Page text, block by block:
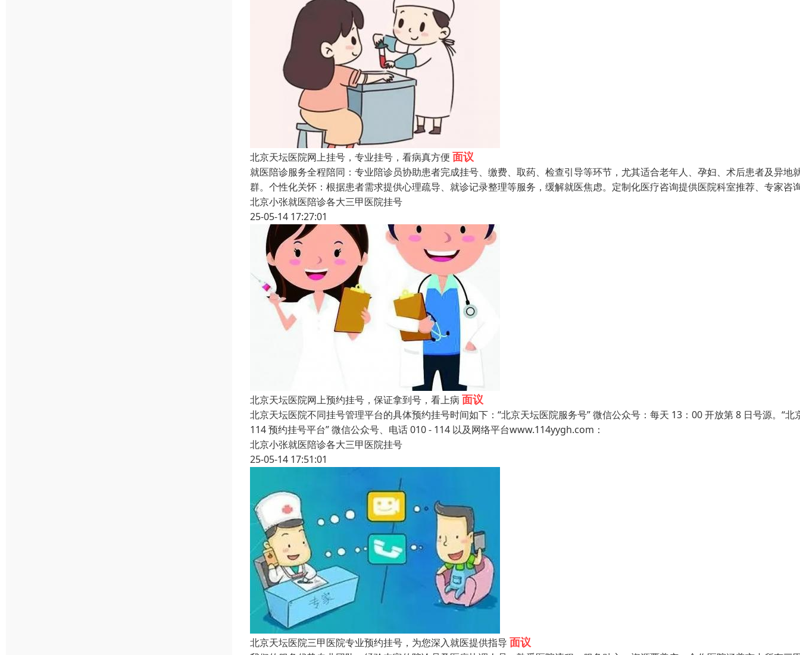
北京天坛医院网上挂号，专业挂号，看病真方便 面议
就医陪诊服务全程陪同：专业陪诊员协助患者完成挂号、缴费、取药、检查引导等环节，尤其适合老年人、孕妇、术后患者及异地
群。个性化关怀：根据患者需求提供心理疏导、就诊记录整理等服务，缓解就医焦虑。定制化医疗咨询提供医院科室推荐、专家咨
北京小张就医陪诊各大三甲医院挂号
25-05-14 17:27:01
北京天坛医院网上预约挂号，保证拿到号，看上病 面议
北京天坛医院不同挂号管理平台的具体预约挂号时间如下：“北京天坛医院服务号” 微信公众号：每天 13：00 开放第 8 日号源。“北
114 预约挂号平台” 微信公众号、电话 010 - 114 以及网络平台www.114yygh.com：
北京小张就医陪诊各大三甲医院挂号
25-05-14 17:51:01
北京天坛医院三甲医院专业预约挂号，为您深入就医提供指导 面议